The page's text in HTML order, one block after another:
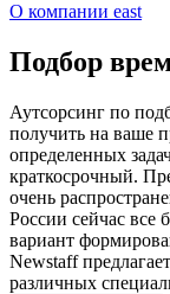
О компании east
Подбор
Аутсорсинг по
получить на ваше
определенных
краткосрочный.
очень
России сейчас все
вариант
Newstaff
различных